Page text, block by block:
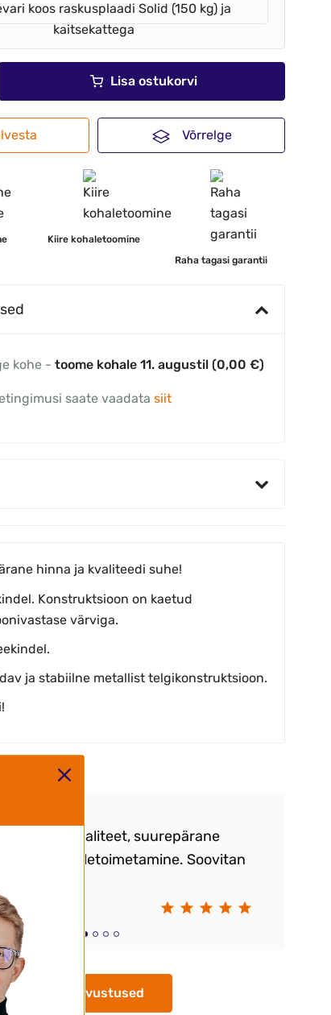
koos raskusplaadi Solid (150 kg) ja
kaitsekattega
Lisa ostukorvi
Võrrelge
Kiire kohaletoomine
Raha tagasi garantii
kohe -toome kohale 11. augustil (0,00 €)
saate vaadatasiit
hinna ja kvaliteedi suhe!
Konstruktsioon on kaetud
värviga.
ja stabiilne metallist telgikonstruktsioon.
kauba kvaliteet, suurepärane
kiire kohaletoimetamine. Soovitan
Kõik arvustused